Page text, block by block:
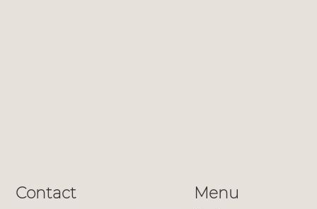
Contact Menu